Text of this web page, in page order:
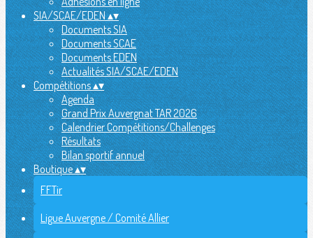
SIA/SCAE/EDEN▴▾
Documents SIA
Documents SCAE
Documents EDEN
Actualités SIA/SCAE/EDEN
Compétitions▴▾
Agenda
Grand Prix Auvergnat TAR 2026
Calendrier Compétitions/Challenges
Résultats
Bilan sportif annuel
Boutique▴▾
FFTir
Ligue Auvergne / Comité Allier